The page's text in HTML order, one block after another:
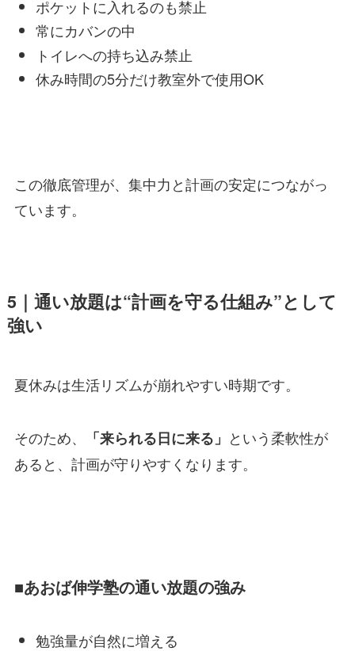
ポケットに入れるのも禁止
常にカバンの中
トイレへの持ち込み禁止
休み時間の5分だけ教室外で使用OK
この徹底管理が、集中力と計画の安定につながっ
ています。
5｜通い放題は“計画を守る仕組み”として
強い
夏休みは生活リズムが崩れやすい時期です。
そのため、 「来られる日に来る」 という柔軟性が
あると、計画が守りやすくなります。
■あおば伸学塾の通い放題の強み
勉強量が自然に増える